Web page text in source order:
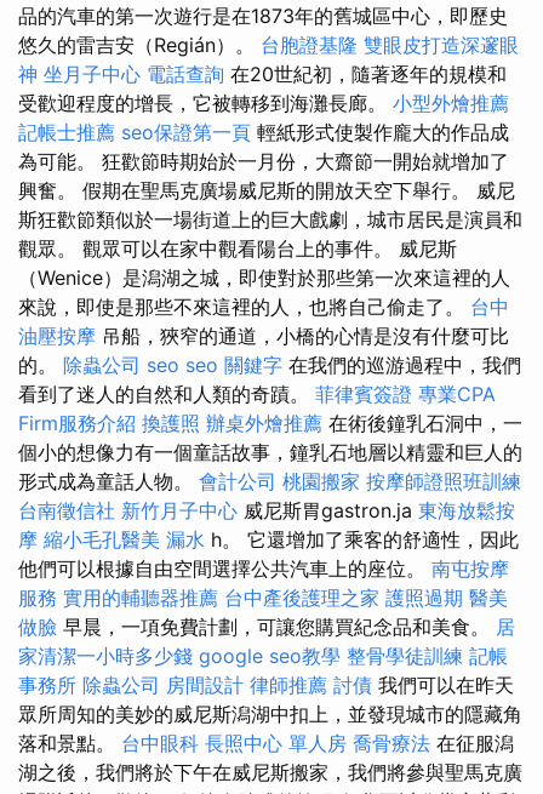
品的汽車的第一次遊行是在1873年的舊城區中心，即歷史
悠久的雷吉安（Regián）。 台胞證基隆 雙眼皮打造深邃眼
神 坐月子中心 電話查詢 在20世紀初，隨著逐年的規模和
受歡迎程度的增長，它被轉移到海灘長廊。 小型外燴推薦
記帳士推薦 seo保證第一頁 輕紙形式使製作龐大的作品成
為可能。 狂歡節時期始於一月份，大齋節一開始就增加了
興奮。 假期在聖馬克廣場威尼斯的開放天空下舉行。 威尼
斯狂歡節類似於一場街道上的巨大戲劇，城市居民是演員和
觀眾。 觀眾可以在家中觀看陽台上的事件。 威尼斯
（Wenice）是潟湖之城，即使對於那些第一次來這裡的人
來說，即使是那些不來這裡的人，也將自己偷走了。 台中
油壓按摩 吊船，狹窄的通道，小橋的心情是沒有什麼可比
的。 除蟲公司 seo seo 關鍵字 在我們的巡游過程中，我們
看到了迷人的自然和人類的奇蹟。 菲律賓簽證 專業CPA
Firm服務介紹 換護照 辦桌外燴推薦 在術後鐘乳石洞中，一
個小的想像力有一個童話故事，鐘乳石地層以精靈和巨人的
形式成為童話人物。 會計公司 桃園搬家 按摩師證照班訓練
台南徵信社 新竹月子中心 威尼斯胃gastron.ja 東海放鬆按
摩 縮小毛孔醫美 漏水 h。 它還增加了乘客的舒適性，因此
他們可以根據自由空間選擇公共汽車上的座位。 南屯按摩
服務 實用的輔聽器推薦 台中產後護理之家 護照過期 醫美
做臉 早晨，一項免費計劃，可讓您購買紀念品和美食。 居
家清潔一小時多少錢 google seo教學 整骨學徒訓練 記帳
事務所 除蟲公司 房間設計 律師推薦 討債 我們可以在昨天
眾所周知的美妙的威尼斯潟湖中扣上，並發現城市的隱藏角
落和景點。 台中眼科 長照中心 單人房 喬骨療法 在征服潟
湖之後，我們將於下午在威尼斯搬家，我們將參與聖馬克廣